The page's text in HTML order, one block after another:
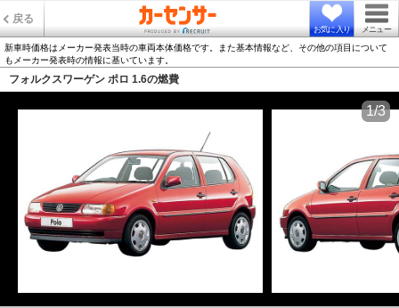
戻る
お気に入り メニュー
新車時価格はメーカー発表当時の車両本体価格です。また基本情報など、その他の項目について
もメーカー発表時の情報に基いています。
フォルクスワーゲン ポロ 1.6の燃費
1/3